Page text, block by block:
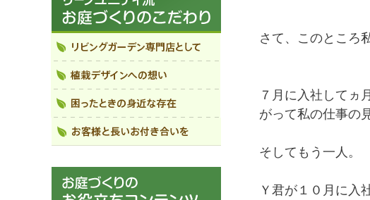
さて、このところ
７月に入社してヵ
がって私の仕事の
そしてもう一人。
Ｙ君が１０月に入